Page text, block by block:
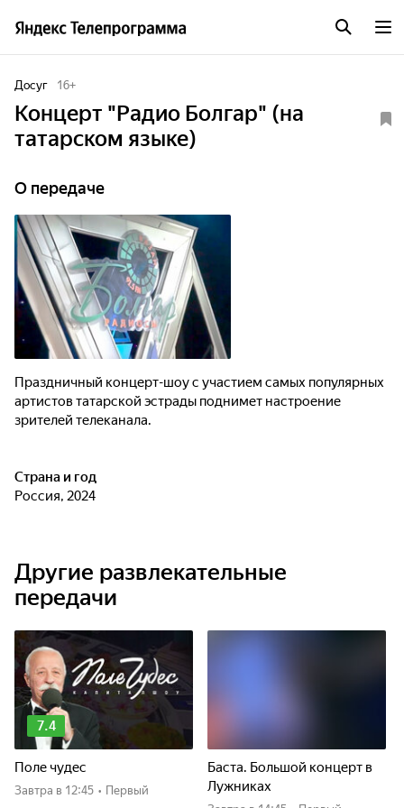
Досуг 16+
Концерт "Радио Болгар" (на
татарском языке)
О передаче
Праздничный концерт-шоу с участием самых популярных
артистов татарской эстрады поднимет настроение
зрителей телеканала.
Страна и год
Россия, 2024
Другие развлекательные
передачи
7.4
Поле чудес
Завтра в 12:45 • Первый
Баста. Большой концерт в
Лужниках